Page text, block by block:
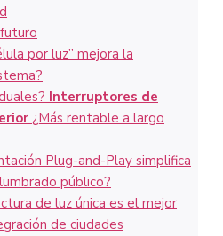
por luz” mejora la
Interruptores de
¿Más rentable a largo
Plug-and-Play simplifica
público?
de luz única es el mejor
de ciudades